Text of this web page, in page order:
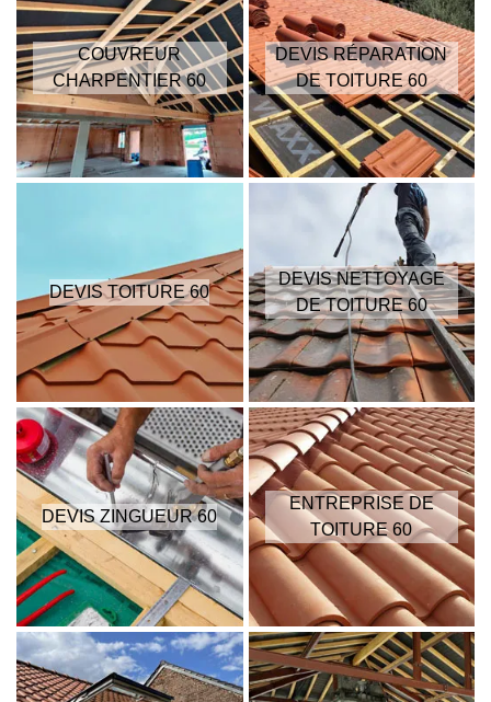
COUVREUR
CHARPENTIER 60
DEVIS RÉPARATION
DE TOITURE 60
DEVIS TOITURE 60
DEVIS NETTOYAGE
DE TOITURE 60
DEVIS ZINGUEUR 60
ENTREPRISE DE
TOITURE 60